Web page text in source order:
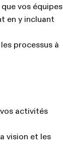
vos équipes
en y incluant
processus à
activités
vision et les